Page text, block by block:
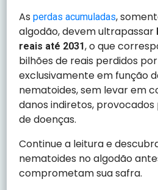
Asperdas acumuladas,
algodão, devem ultrapassar
reais até 2031, o que
bilhões de reais perdidos
exclusivamente em função
nematoides, sem levar em
danos indiretos,
de doenças.
Continue a leitura e
nematoides no algodão
comprometam sua safra.